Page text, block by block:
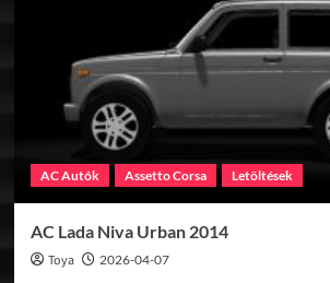
AC Autók Assetto Corsa Letöltések
AC Lada Niva Urban 2014
Toya 2026-04-07